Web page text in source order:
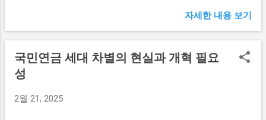
동시에 추구하는 중요한 전략이다. 전통주 또한 K푸드의 일환
으로 세계 시장에 알릴 수 있는 훌륭한 제품이다. 관계자는 전
라고 말했다. K푸드 수출은 유니크한 한국의 식품을 세계 소
비자들에게 소개하는 것을 목표로 하고 있다. 이 과정에서 전
활동을 진행할 계획이다. 특히 전통주가 지닌 역사적 가치와
전략 SPC삼립은 이번에 또띠아 생산능력을 3배로 증대시키
와 같은 위기 속에서도 건강한 먹거리에 대한 소비자들의 관
심은 높아지고 있으며, 이에 따라 SPC삼립은 생산 라인의 현
대화와 자동화를 통해 생산성과 품질을 동시에 개선하고자
식단을 선호하는 소비자층에게 긍정적인 반응을 유도할 것으
자세한 내용 보기
국민연금 세대 차별의 현실과 개혁 필요
성
2월 21, 2025